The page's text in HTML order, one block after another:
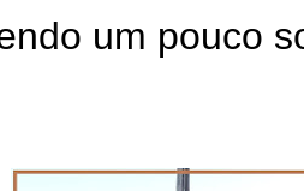
um pouco